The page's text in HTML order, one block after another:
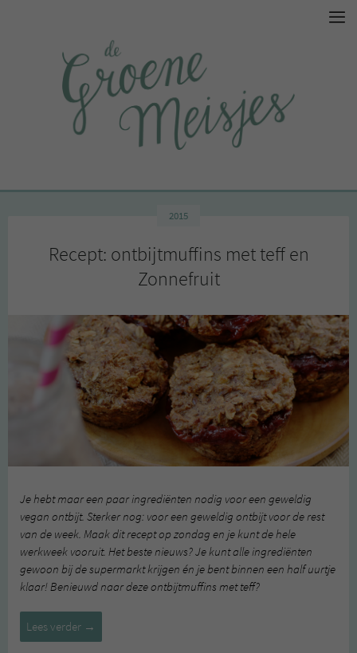
2015
Recept: ontbijtmuffins met teff en
Zonnefruit
Je hebt maar een paar ingrediënten nodig voor een geweldig
vegan ontbijt. Sterker nog: voor een geweldig ontbijt voor de rest
van de week. Maak dit recept op zondag en je kunt de hele
werkweek vooruit. Het beste nieuws? Je kunt alle ingrediënten
gewoon bij de supermarkt krijgen én je bent binnen een half uurtje
klaar! Benieuwd naar deze ontbijtmuffins met teff?
Lees verder Recept:
ontbijtmuffins
→